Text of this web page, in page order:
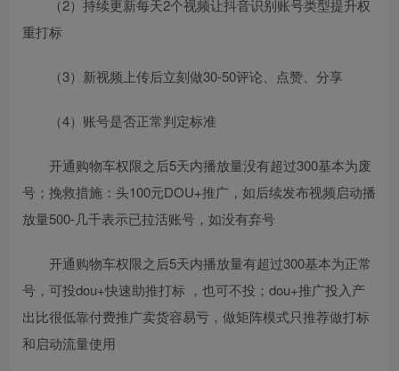
（2）持续更新每天2个视频让抖音识别账号类型提升权
重打标
（3）新视频上传后立刻做30-50评论、点赞、分享
（4）账号是否正常判定标准
开通购物车权限之后5天内播放量没有超过300基本为废
号；挽救措施：头100元DOU+推广，如后续发布视频启动播
放量500-几千表示已拉活账号，如没有弃号
开通购物车权限之后5天内播放量有超过300基本为正常
号，可投dou+快速助推打标 ，也可不投；dou+推广投入产
出比很低靠付费推广卖货容易亏，做矩阵模式只推荐做打标
和启动流量使用